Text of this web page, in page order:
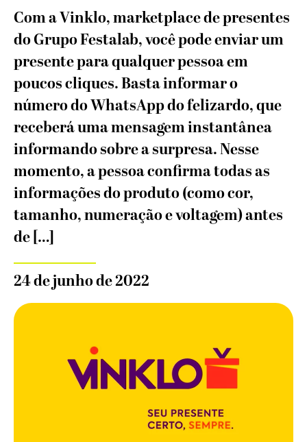
Com a Vinklo, marketplace de presentes
do Grupo Festalab, você pode enviar um
presente para qualquer pessoa em
poucos cliques. Basta informar o
número do WhatsApp do felizardo, que
receberá uma mensagem instantânea
informando sobre a surpresa. Nesse
momento, a pessoa confirma todas as
informações do produto (como cor,
tamanho, numeração e voltagem) antes
de […]
24 de junho de 2022